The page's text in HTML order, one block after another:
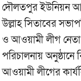
দৌলতপুর ইউনিয়ন
উল্লাহ সিতাবের
ও আওয়ামী লীগ
পরিচালনায়
আওয়ামী লীগের